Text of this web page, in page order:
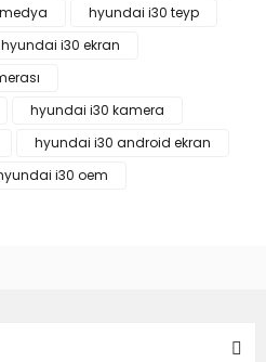
Yaz
ederiz.
bilgiler bulunuyor.
daha pahalı.
olmalı.
hyundai i30 teyp
hyundai i30 ekran
hyundai i30 kamera
hyundai i30 android ekran
i30 oem